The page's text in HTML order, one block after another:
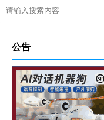
公告